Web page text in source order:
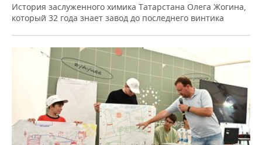
История заслуженного химика Татарстана Олега Жогина,
который 32 года знает завод до последнего винтика